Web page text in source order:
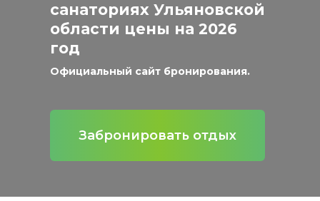
санаториях Ульяновской
области цены на 2026
год
Официальный сайт бронирования.
Забронировать отдых